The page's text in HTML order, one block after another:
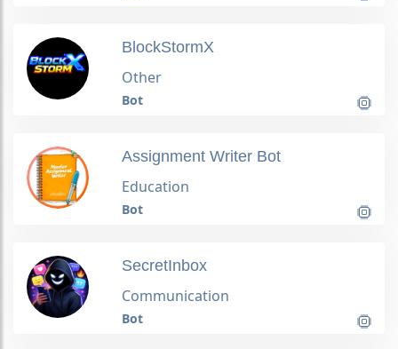
BlockStormX
Other
Bot
Assignment Writer Bot
Education
Bot
SecretInbox
Communication
Bot